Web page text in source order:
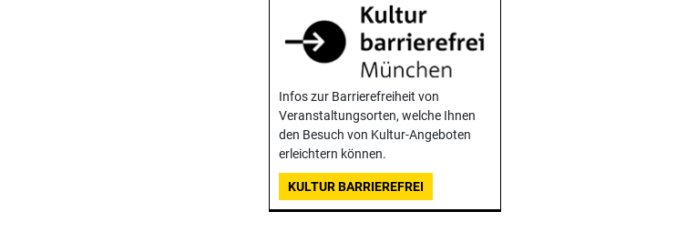
Infos zur Barrierefreiheit von
Veranstaltungsorten, welche Ihnen
den Besuch von Kultur-Angeboten
erleichtern können.
KULTUR BARRIEREFREI